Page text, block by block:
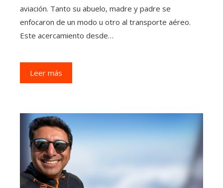
aviación. Tanto su abuelo, madre y padre se
enfocaron de un modo u otro al transporte aéreo.
Este acercamiento desde…
Leer más